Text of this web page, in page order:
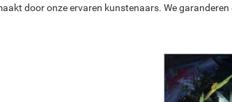
door onze ervaren kunstenaars. We